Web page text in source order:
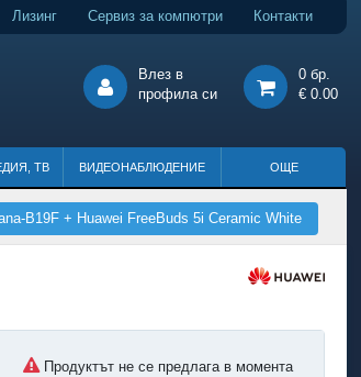
Лизинг Сервиз за компютри Контакти
Влез в
профила си
0 бр.
€ 0.00
ТВ ВИДЕОНАБЛЮДЕНИЕ ОЩЕ
B19F + Huawei FreeBuds 5i Ceramic White
Продуктът не се предлага в момента